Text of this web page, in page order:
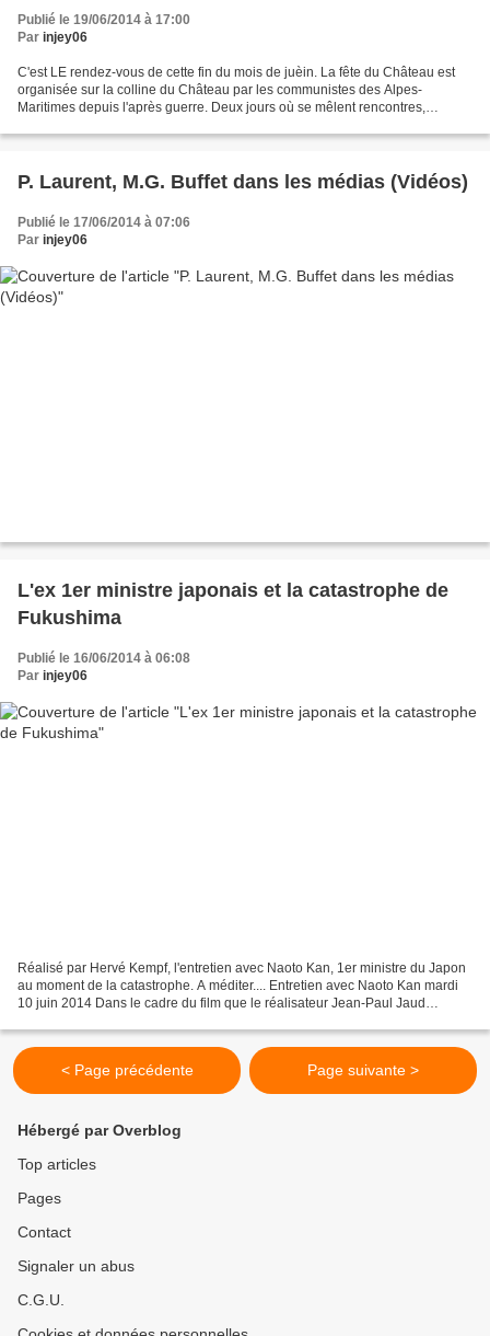
Publié le 19/06/2014 à 17:00
Par injey06
C'est LE rendez-vous de cette fin du mois de juèin. La fête du Château est
organisée sur la colline du Château par les communistes des Alpes-
Maritimes depuis l'après guerre. Deux jours où se mêlent rencontres,
P. Laurent, M.G. Buffet dans les médias (Vidéos)
Publié le 17/06/2014 à 07:06
Par injey06
L'ex 1er ministre japonais et la catastrophe de
Fukushima
Publié le 16/06/2014 à 06:08
Par injey06
Réalisé par Hervé Kempf, l'entretien avec Naoto Kan, 1er ministre du Japon
au moment de la catastrophe. A méditer.... Entretien avec Naoto Kan mardi
10 juin 2014 Dans le cadre du film que le réalisateur Jean-Paul Jaud
< Page précédente Page suivante >
Hébergé par Overblog
Top articles
Pages
Contact
Signaler un abus
C.G.U.